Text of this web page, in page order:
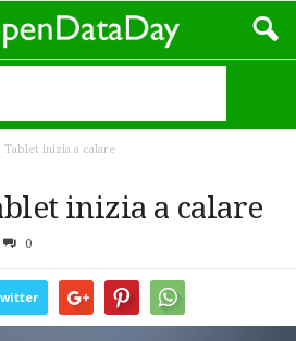
Tablet inizia a calare
inizia a calare
0